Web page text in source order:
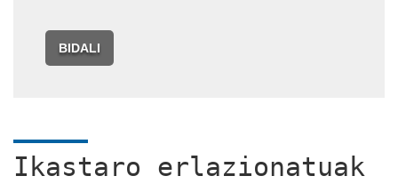
BIDALI
Ikastaro erlazionatuak